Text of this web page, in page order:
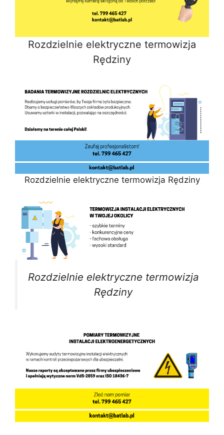
Rozdzielnie elektryczne termowizja
Rędziny
Rozdzielnie elektryczne termowizja Rędziny
Rozdzielnie elektryczne termowizja
Rędziny